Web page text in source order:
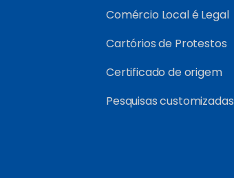
Comércio Local é Legal
Cartórios de Protestos
Certificado de origem
Pesquisas customizadas